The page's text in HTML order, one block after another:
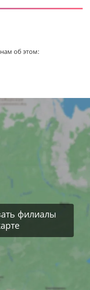
об этом:
филиалы